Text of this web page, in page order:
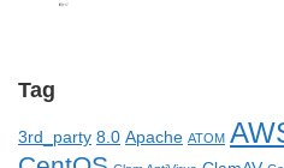
Tag
3rd_party 8.0 Apache ATOM